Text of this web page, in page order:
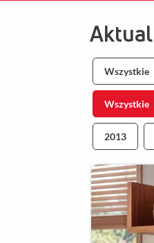
Wszystkie
Wszystkie
2013